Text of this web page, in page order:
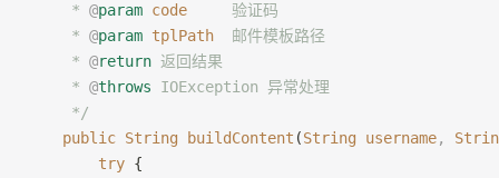
     *
@param code
     验证码
     *
@param tplPath
  邮件模板路径
     *
@return 返回结果
     *
@throws IOException 异常处理
     */
    public
String buildContent (String username,
        try
{